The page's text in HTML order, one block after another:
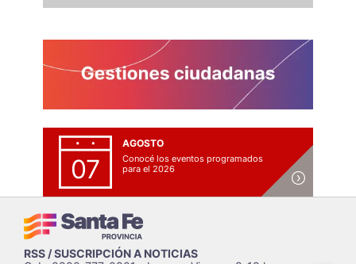
07
AGOSTO
Conocé los eventos programados
para el 2026
RSS / SUSCRIPCIÓN A NOTICIAS